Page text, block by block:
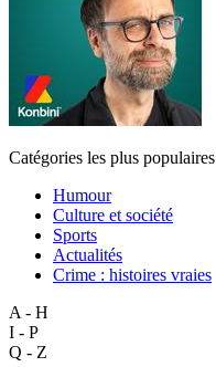
Catégories les plus populaires
Humour
Culture et société
Sports
Actualités
Crime : histoires vraies
A - H
I - P
Q - Z